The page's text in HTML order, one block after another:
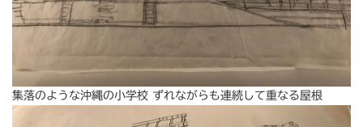
集落のような沖縄の小学校 ずれながらも連続して重なる屋根